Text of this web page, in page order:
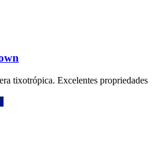
tixotrópica. Excelentes propriedades